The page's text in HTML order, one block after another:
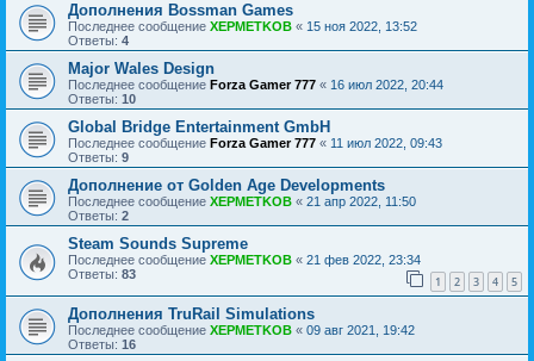
Дополнения Bossman Games
Последнее сообщение XEPMETKOB « 15 ноя 2022, 13:52
Ответы: 4
Major Wales Design
Последнее сообщение Forza Gamer 777 « 16 июл 2022, 20:44
Ответы: 10
Global Bridge Entertainment GmbH
Последнее сообщение Forza Gamer 777 « 11 июл 2022, 09:43
Ответы: 9
Дополнение от Golden Age Developments
Последнее сообщение XEPMETKOB « 21 апр 2022, 11:50
Ответы: 2
Steam Sounds Supreme
Последнее сообщение XEPMETKOB « 21 фев 2022, 23:34
Ответы: 83 1 2 3 4 5
Дополнения TruRail Simulations
Последнее сообщение XEPMETKOB « 09 авг 2021, 19:42
Ответы: 16